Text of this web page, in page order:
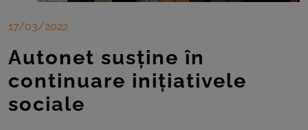
17/03/2022
Autonet susține în
continuare inițiativele
sociale